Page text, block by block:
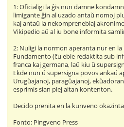
1: Oficialigi la ĝis nun damne
limigante ĝin al uzado antaŭ nomoj
kaj antaŭ la nekompreneblaj
Vikipedio aŭ al iu bone informita
2: Nuligi la normon aperanta nur en
Fundamento (ĉu eble redaktita sub
franca kaj germana, laŭ kiu ŭ
Ekde nun ŭ supersigna povos ankaŭ
Urugŭajanoj, paragŭajanoj,
esprimis sian plej altan kontenton.
Decido prenita en la kunveno
Fonto: Pingveno Press